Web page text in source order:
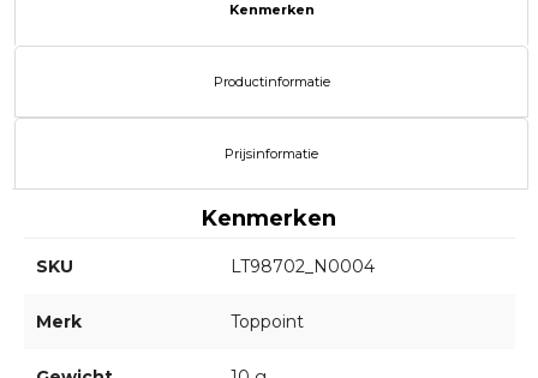
Kenmerken
Productinformatie
Prijsinformatie
Kenmerken
SKU LT98702_N0004
Merk Toppoint